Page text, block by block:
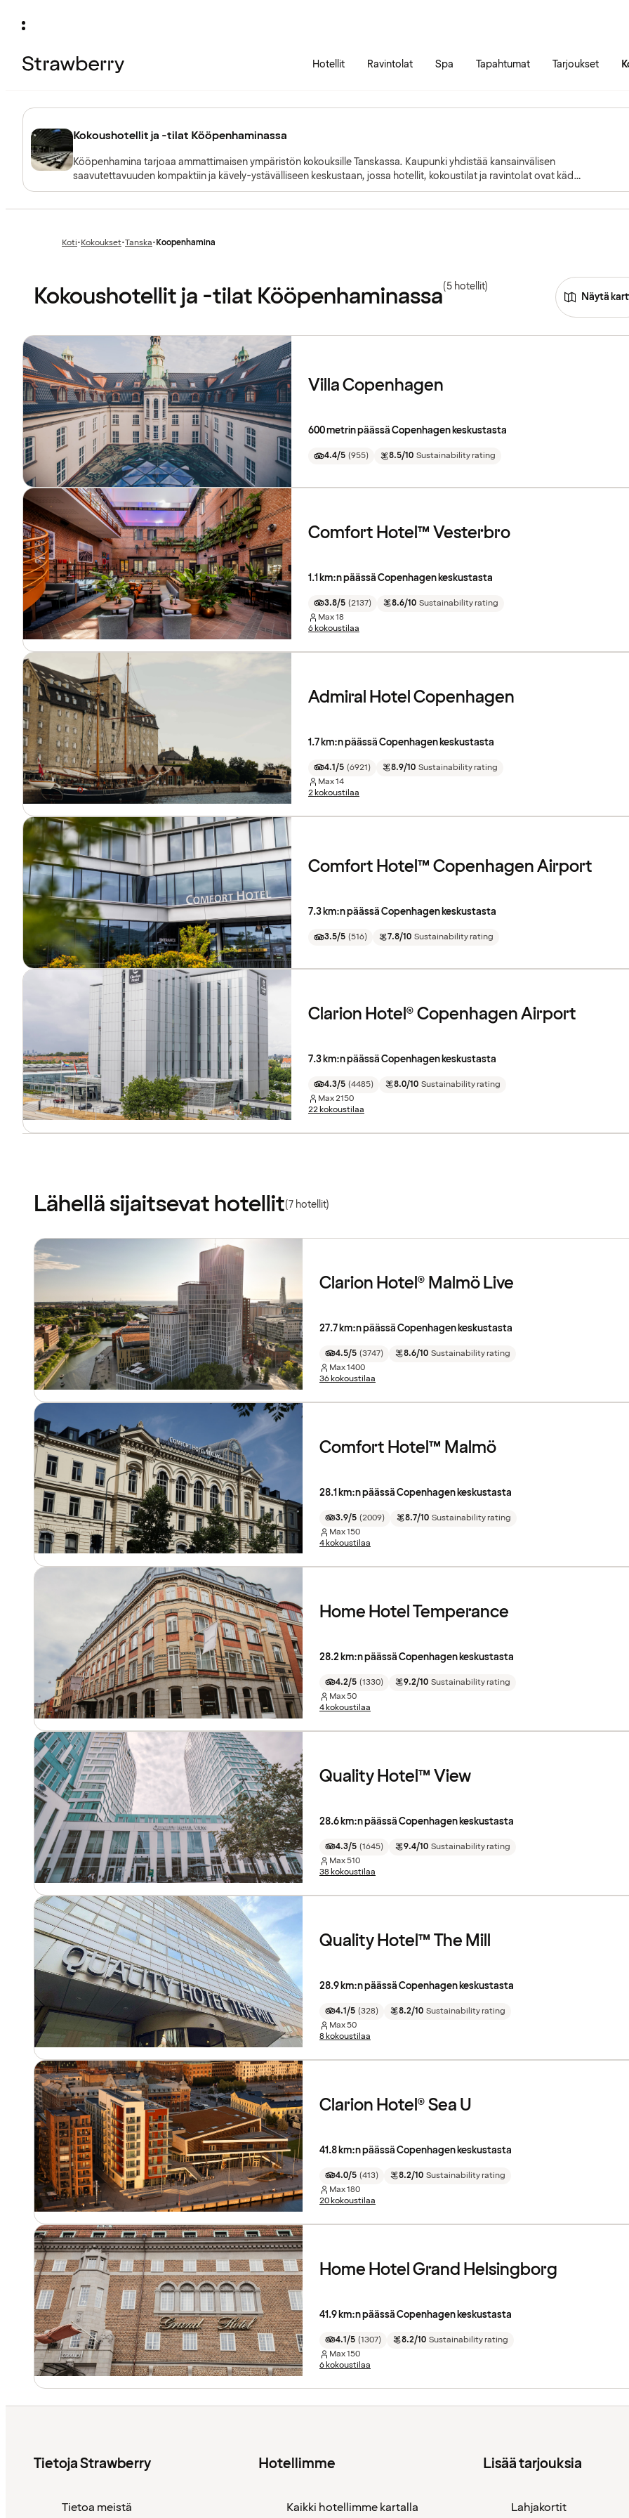
Hotellit Ravintolat Spa Tapahtumat Tarjoukset
Kokoushotellit ja -tilat Kööpenhaminassa
Kööpenhamina tarjoaa ammattimaisen ympäristön kokouksille Tanskassa. Kaupunki yhdistää kansainvälisen
saavutettavuuden kompaktiin ja kävely-ystävälliseen keskustaan, jossa hotellit, kokoustilat ja ravintolat ovat käden
ulottuvilla.
Koti•Edellinen
Kokoukset•Edellinen
Tanska•Koopenhamina
Kokoushotellit ja -tilat Kööpenhaminassa(5 hotellit)
Näytä
Villa Copenhagen
600 metrin päässä Copenhagen keskustasta
4.4/5 (955) 8.5/10 Sustainability rating
Comfort Hotel™ Vesterbro
1.1 km:n päässä Copenhagen keskustasta
3.8/5 (2137) 8.6/10 Sustainability rating
Max18
6 kokoustilaa
Admiral Hotel Copenhagen
1.7 km:n päässä Copenhagen keskustasta
4.1/5 (6921) 8.9/10 Sustainability rating
Max14
2 kokoustilaa
Comfort Hotel™ Copenhagen Airport
7.3 km:n päässä Copenhagen keskustasta
3.5/5 (516) 7.8/10 Sustainability rating
Clarion Hotel® Copenhagen Airport
7.3 km:n päässä Copenhagen keskustasta
4.3/5 (4485) 8.0/10 Sustainability rating
Max2150
22 kokoustilaa
Lähellä sijaitsevat hotellit(7 hotellit)
Clarion Hotel® Malmö Live
27.7 km:n päässä Copenhagen keskustasta
4.5/5 (3747) 8.6/10 Sustainability rating
Max1400
36 kokoustilaa
Comfort Hotel™ Malmö
28.1 km:n päässä Copenhagen keskustasta
3.9/5 (2009) 8.7/10 Sustainability rating
Max150
4 kokoustilaa
Home Hotel Temperance
28.2 km:n päässä Copenhagen keskustasta
4.2/5 (1330) 9.2/10 Sustainability rating
Max50
4 kokoustilaa
Quality Hotel™ View
28.6 km:n päässä Copenhagen keskustasta
4.3/5 (1645) 9.4/10 Sustainability rating
Max510
38 kokoustilaa
Quality Hotel™ The Mill
28.9 km:n päässä Copenhagen keskustasta
4.1/5 (328) 8.2/10 Sustainability rating
Max50
8 kokoustilaa
Clarion Hotel® Sea U
41.8 km:n päässä Copenhagen keskustasta
4.0/5 (413) 8.2/10 Sustainability rating
Max180
20 kokoustilaa
Home Hotel Grand Helsingborg
41.9 km:n päässä Copenhagen keskustasta
4.1/5 (1307) 8.2/10 Sustainability rating
Max150
6 kokoustilaa
Tietoja Strawberry
Tietoa meistä
Hotellimme
Kaikki hotellimme kartalla
Lisää tarjouksia
Lahjakortit